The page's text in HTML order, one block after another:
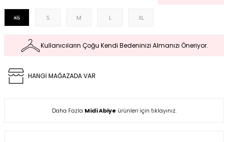
XS S M L XL
Kullanıcıların Çoğu Kendi Bedeninizi Almanızı Öneriyor.
HANGİ MAĞAZADA VAR
Daha Fazla Midi Abiye ürünleri için tıklayınız.